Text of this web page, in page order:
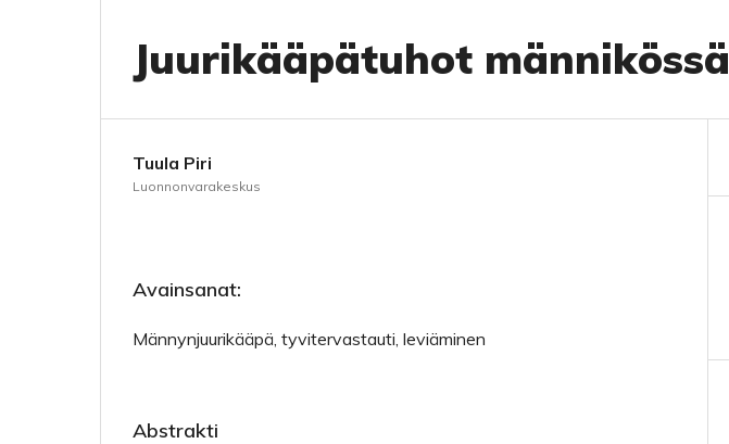
Juurikääpätuhot männikössä
Tuula Piri
Luonnonvarakeskus
Avainsanat:
Männynjuurikääpä, tyvitervastauti, leviäminen
Abstrakti